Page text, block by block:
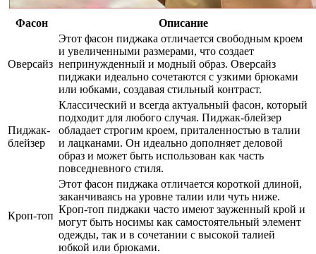
Фасон Описание
Оверсайз
Этот фасон пиджака отличается свободным кроем
и увеличенными размерами, что создает
непринужденный и модный образ. Оверсайз
пиджаки идеально сочетаются с узкими брюками
или юбками, создавая стильный контраст.
Пиджак-
блейзер
Классический и всегда актуальный фасон, который
подходит для любого случая. Пиджак-блейзер
обладает строгим кроем, приталенностью в талии
и лацканами. Он идеально дополняет деловой
образ и может быть использован как часть
повседневного стиля.
Кроп-топ
Этот фасон пиджака отличается короткой длиной,
заканчиваясь на уровне талии или чуть ниже.
Кроп-топ пиджаки часто имеют зауженный крой и
могут быть носимы как самостоятельный элемент
одежды, так и в сочетании с высокой талией
юбкой или брюками.